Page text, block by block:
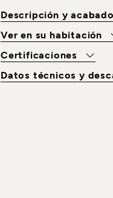
Descripción y
Ver en su habitación
Certificaciones
Datos técnicos y